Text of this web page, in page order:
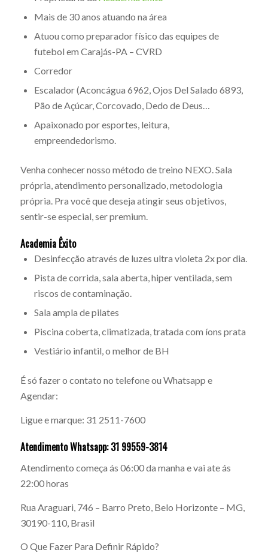
Mais de 30 anos atuando na área
Atuou como preparador físico das equipes de
futebol em Carajás-PA – CVRD
Corredor
Escalador (Aconcágua 6962, Ojos Del Salado 6893,
Pão de Açúcar, Corcovado, Dedo de Deus…
Apaixonado por esportes, leitura,
empreendedorismo.
Venha conhecer nosso método de treino NEXO. Sala
própria, atendimento personalizado, metodologia
própria. Pra você que deseja atingir seus objetivos,
sentir-se especial, ser premium.
Academia Êxito
Desinfecção através de luzes ultra violeta 2x por dia.
Pista de corrida, sala aberta, hiper ventilada, sem
riscos de contaminação.
Sala ampla de pilates
Piscina coberta, climatizada, tratada com íons prata
Vestiário infantil, o melhor de BH
É só fazer o contato no telefone ou Whatsapp e
Agendar:
Ligue e marque: 31 2511-7600
Atendimento Whatsapp: 31 99559-3814
Atendimento começa ás 06:00 da manha e vai ate ás
22:00 horas
Rua Araguari, 746 – Barro Preto, Belo Horizonte – MG,
30190-110, Brasil
O Que Fazer Para Definir Rápido?